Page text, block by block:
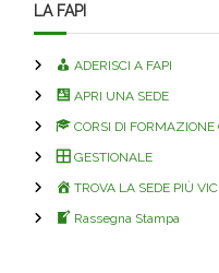
LA FAPI
ADERISCI A FAPI
APRI UNA SEDE
CORSI DI FORMAZIONE
GESTIONALE
TROVA LA SEDE PIÙ
Rassegna Stampa